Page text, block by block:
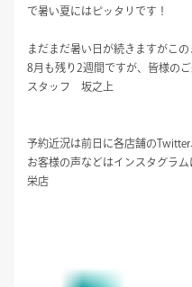
で暑い夏にはピッタリです！
まだまだ暑い日が続きますがこ
8月も残り2週間ですが、皆様のご
スタッフ 坂之上
予約近況は前日に各店舗のTwitter
お客様の声などはインスタグラム
栄店